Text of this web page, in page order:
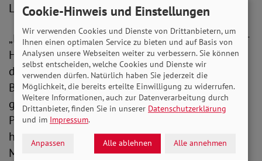
Lebensrealität armer Menschen haben.
„Die in unseren Augen lächerliche Anhebung der
Hartz-IV-Regelsätze reicht nicht einmal aus, um
die Inflation auszugleichen. Wie sollen
Betroffene dann die zusätzlich enorm
gestiegenen Energiekosten bewältigen? Die
Politik muss jetzt schnell und entschlossen
handeln und Leistungsbeziehenden und
Menschen mit geringem Einkommen mit einem
Cookie-Hinweis und Einstellungen
Wir verwenden Cookies und Dienste von Drittanbietern, um
Ihnen einen optimalen Service zu bieten und auf Basis von
Analysen unsere Webseiten weiter zu verbessern. Sie können
selbst entscheiden, welche Cookies und Dienste wir
verwenden dürfen. Natürlich haben Sie jederzeit die
Möglichkeit, die bereits erteilte Einwilligung zu widerrufen.
Weitere Informationen, auch zur Datenverarbeitung durch
Drittanbieter, finden Sie in unserer Datenschutzerklärung
und im Impressum.
Anpassen Alle ablehnen Alle annehmen